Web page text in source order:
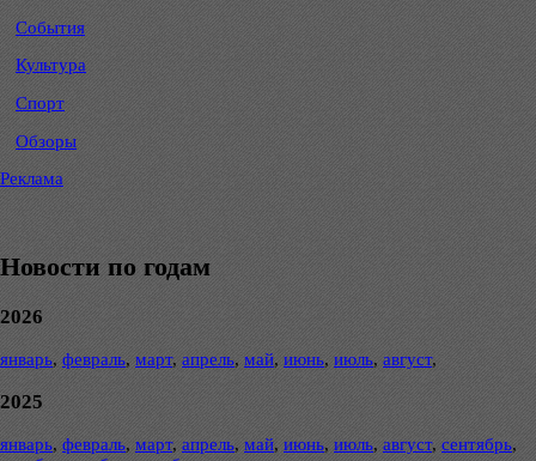
События
Культура
Спорт
Обзоры
Реклама
Новости по годам
2026
январь, февраль, март, апрель, май, июнь, июль, август,
2025
январь, февраль, март, апрель, май, июнь, июль, август, сентябрь,